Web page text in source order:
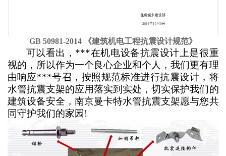
GB 50981-2014 《建筑机电工程抗震设计规范》
可以看出，***在机电设备抗震设计上是很重
视的，所以作为一个良心企业和个人，我们更有理
由响应***号召，按照规范标准进行抗震设计，将
水管抗震支架的应用落实到实处，切实保护我们的
建筑设备安全，南京曼卡特水管抗震支架愿与您共
同守护我们的家园 !